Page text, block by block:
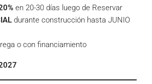
en 20-30 días luego de Reservar
durante construcción hasta JUNIO
o con financiamiento